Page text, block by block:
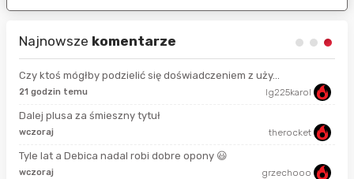
Najnowsze komentarze
Czy ktoś mógłby podzielić się doświadczeniem z uży...
21 godzin temu lg225karol
Dalej plusa za śmieszny tytuł
wczoraj therocket
Tyle lat a Debica nadal robi dobre opony 😃
wczoraj grzechooo